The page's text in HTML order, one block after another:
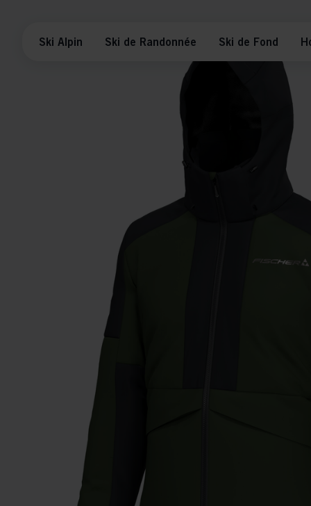
Ski Alpin Ski de Randonnée Ski de Fond